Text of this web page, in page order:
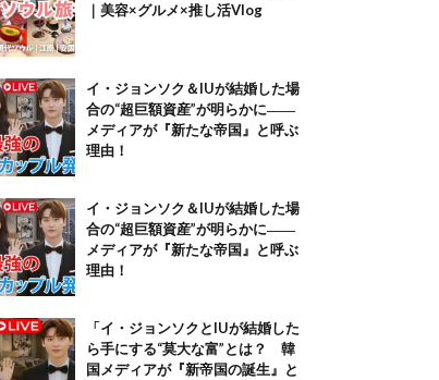
｜美容×グルメ×推し活Vlog
イ・ジョンソク＆IUが結婚した場
合の“超巨額資産”が明らかに――
メディアが『新たな帝国』と呼ぶ
理由！
イ・ジョンソク＆IUが結婚した場
合の“超巨額資産”が明らかに――
メディアが『新たな帝国』と呼ぶ
理由！
「イ・ジョンソクとIUが結婚した
ら手にする“莫大な富”とは？ 韓
国メディアが『新帝国の誕生』と